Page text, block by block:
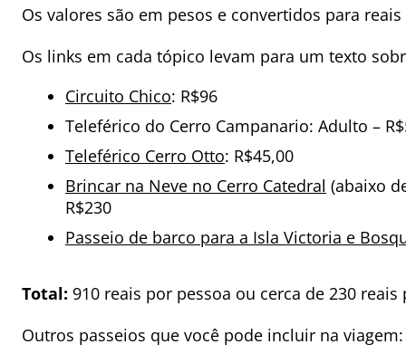
Os valores são em pesos e convertidos para
Os links em cada tópico levam para um texto
Circuito Chico: R$96
Teleférico do Cerro Campanario: Adulto –
Teleférico Cerro Otto: R$45,00
Brincar na Neve no Cerro Catedral (abaixo
R$230
Passeio de barco para a Isla Victoria e
Total: 910 reais por pessoa ou cerca de 230 reais
Outros passeios que você pode incluir na viagem: